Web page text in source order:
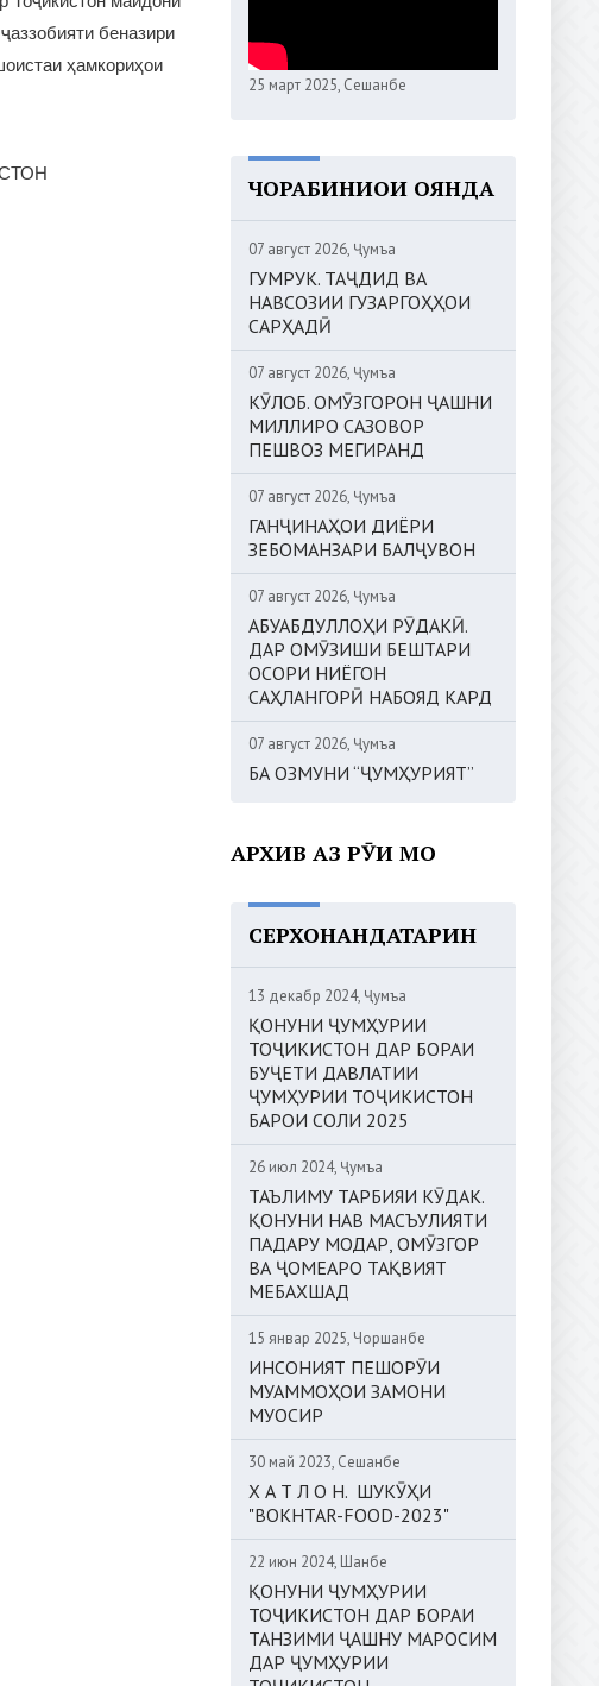
беназири
ҳамкориҳои
25 март 2025, Сешанбе
ЧОРАБИНИҲОИ ОЯНДА
07 август 2026, Ҷумъа
ГУМРУК. ТАҶДИД ВА
НАВСОЗИИ ГУЗАРГОҲҲОИ
САРҲАДӢ
07 август 2026, Ҷумъа
КӮЛОБ. ОМӮЗГОРОН ҶАШНИ
МИЛЛИРО САЗОВОР
ПЕШВОЗ МЕГИРАНД
07 август 2026, Ҷумъа
ГАНҶИНАҲОИ ДИЁРИ
ЗЕБОМАНЗАРИ БАЛҶУВОН
07 август 2026, Ҷумъа
АБУАБДУЛЛОҲИ РӮДАКӢ.
ДАР ОМӮЗИШИ БЕШТАРИ
ОСОРИ НИЁГОН
САҲЛАНГОРӢ НАБОЯД КАРД
07 август 2026, Ҷумъа
БА ОЗМУНИ “ҶУМҲУРИЯТ”
АРХИВ АЗ РӮИ МОҲ
СЕРХОНАНДАТАРИН
13 декабр 2024, Ҷумъа
ҚОНУНИ ҶУМҲУРИИ
ТОҶИКИСТОН ДАР БОРАИ
БУҶЕТИ ДАВЛАТИИ
ҶУМҲУРИИ ТОҶИКИСТОН
БАРОИ СОЛИ 2025
26 июл 2024, Ҷумъа
ТАЪЛИМУ ТАРБИЯИ КӮДАК.
ҚОНУНИ НАВ МАСЪУЛИЯТИ
ПАДАРУ МОДАР, ОМӮЗГОР
ВА ҶОМЕАРО ТАҚВИЯТ
МЕБАХШАД
15 январ 2025, Чоршанбе
ИНСОНИЯТ ПЕШОРӮИ
МУАММОҲОИ ЗАМОНИ
МУОСИР
30 май 2023, Сешанбе
Х А Т Л О Н. ШУКӮҲИ
"BOKHTAR-FOOD-2023"
22 июн 2024, Шанбе
ҚОНУНИ ҶУМҲУРИИ
ТОҶИКИСТОН ДАР БОРАИ
ТАНЗИМИ ҶАШНУ МАРОСИМ
ДАР ҶУМҲУРИИ